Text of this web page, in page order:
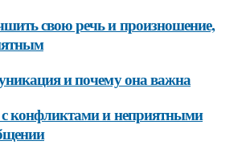
свою речь и произношение,
и почему она важна
конфликтами и неприятными